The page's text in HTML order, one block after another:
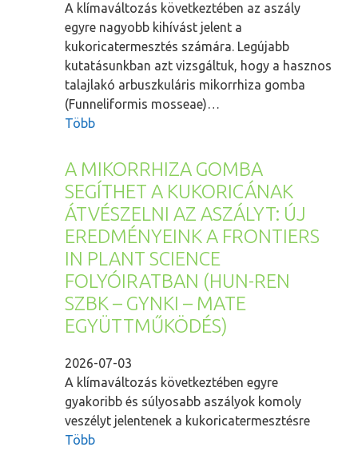
A klímaváltozás következtében az aszály
egyre nagyobb kihívást jelent a
kukoricatermesztés számára. Legújabb
kutatásunkban azt vizsgáltuk, hogy a hasznos
talajlakó arbuszkuláris mikorrhiza gomba
(Funneliformis mosseae)…
Több
A MIKORRHIZA GOMBA
SEGÍTHET A KUKORICÁNAK
ÁTVÉSZELNI AZ ASZÁLYT: ÚJ
EREDMÉNYEINK A FRONTIERS
IN PLANT SCIENCE
FOLYÓIRATBAN (HUN-REN
SZBK – GYNKI – MATE
EGYÜTTMŰKÖDÉS)
2026-07-03
A klímaváltozás következtében egyre
gyakoribb és súlyosabb aszályok komoly
veszélyt jelentenek a kukoricatermesztésre
Több